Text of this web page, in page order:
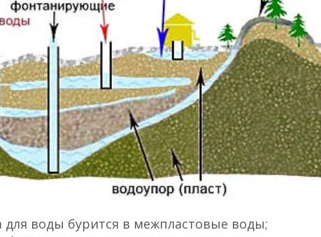
для воды бурится в межпластовые воды;